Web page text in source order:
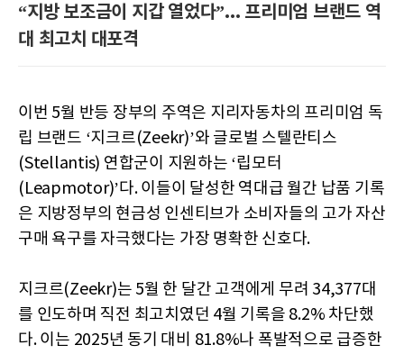
“지방 보조금이 지갑 열었다”... 프리미엄 브랜드 역
대 최고치 대포격
이번 5월 반등 장부의 주역은 지리자동차의 프리미엄 독
립 브랜드 ‘지크르(Zeekr)’와 글로벌 스텔란티스
(Stellantis) 연합군이 지원하는 ‘립모터
(Leapmotor)’다. 이들이 달성한 역대급 월간 납품 기록
은 지방정부의 현금성 인센티브가 소비자들의 고가 자산
구매 욕구를 자극했다는 가장 명확한 신호다.
지크르(Zeekr)는 5월 한 달간 고객에게 무려 34,377대
를 인도하며 직전 최고치였던 4월 기록을 8.2% 차단했
다. 이는 2025년 동기 대비 81.8%나 폭발적으로 급증한